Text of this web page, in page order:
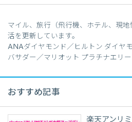
マイル、旅行（飛行機、ホテル、現
活を更新しています。
ANAダイヤモンド／ヒルトン ダイヤ
バサダー／マリオット プラチナエリ
おすすめ記事
楽天アンリ